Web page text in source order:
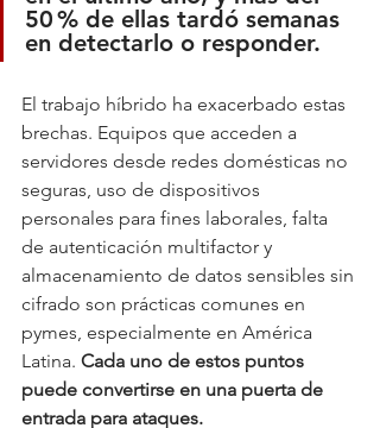
50 % de ellas tardó semanas
en detectarlo o responder.
El trabajo híbrido ha exacerbado estas
brechas. Equipos que acceden a
servidores desde redes domésticas no
seguras, uso de dispositivos
personales para fines laborales, falta
de autenticación multifactor y
almacenamiento de datos sensibles sin
cifrado son prácticas comunes en
pymes, especialmente en América
Latina. Cada uno de estos puntos
puede convertirse en una puerta de
entrada para ataques.